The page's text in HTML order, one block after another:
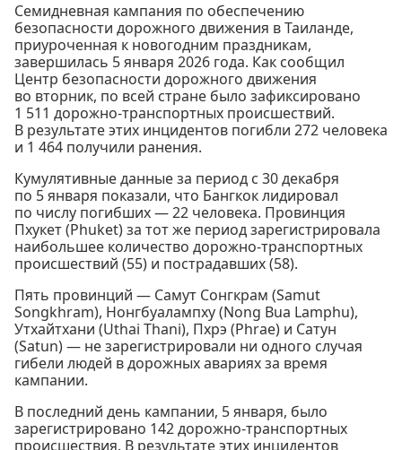
Семидневная кампания по обеспечению
безопасности дорожного движения в Таиланде,
приуроченная к новогодним праздникам,
завершилась 5 января 2026 года. Как сообщил
Центр безопасности дорожного движения
во вторник, по всей стране было зафиксировано
1 511 дорожно-транспортных происшествий.
В результате этих инцидентов погибли 272 человека
и 1 464 получили ранения.
Кумулятивные данные за период с 30 декабря
по 5 января показали, что Бангкок лидировал
по числу погибших — 22 человека. Провинция
Пхукет (Phuket) за тот же период зарегистрировала
наибольшее количество дорожно-транспортных
происшествий (55) и пострадавших (58).
Пять провинций — Самут Сонгкрам (Samut
Songkhram), Нонгбуалампху (Nong Bua Lamphu),
Утхайтхани (Uthai Thani), Пхрэ (Phrae) и Сатун
(Satun) — не зарегистрировали ни одного случая
гибели людей в дорожных авариях за время
кампании.
В последний день кампании, 5 января, было
зарегистрировано 142 дорожно-транспортных
происшествия. В результате этих инцидентов